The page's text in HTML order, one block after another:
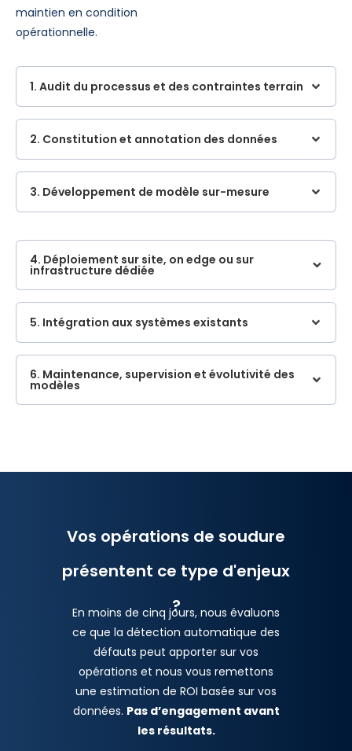
maintien en condition
opérationnelle.
1. Audit du processus et des contraintes terrain
2. Constitution et annotation des données
3. Développement de modèle sur-mesure
4. Déploiement sur site, on edge ou sur
infrastructure dédiée
5. Intégration aux systèmes existants
6. Maintenance, supervision et évolutivité des
modèles
Vos opérations de soudure
présentent ce type d'enjeux
?
En moins de cinq jours, nous évaluons
ce que la détection automatique des
défauts peut apporter sur vos
opérations et nous vous remettons
une estimation de ROI basée sur vos
données. Pas d’engagement avant
les résultats.